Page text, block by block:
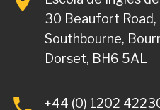
30 Beaufort Road,
Southbourne,
Dorset, BH6 5AL
+44 (0) 1202